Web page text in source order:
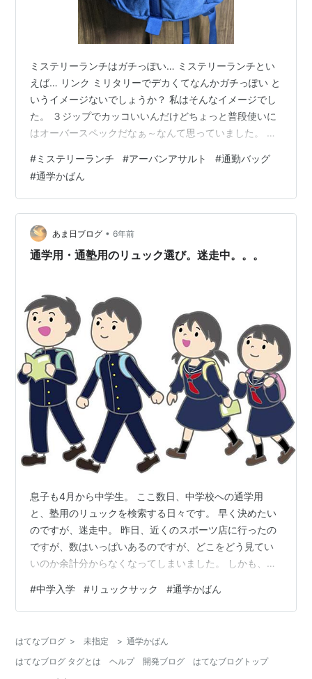
ミステリーランチはガチっぽい… ミステリーランチとい
えば… リンク ミリタリーでデカくてなんかガチっぽい と
いうイメージないでしょうか？ 私はそんなイメージでし
た。 ３ジップでカッコいいんだけどちょっと普段使いに
はオーバースペックだなぁ～なんて思っていました。 タ
っぽいバッグの多いミステリーランチから出ているタウ
ンユース向けのバッグがこのアーバンアサルト！ 非常に
すらっとしていてカッコいいです。 街でも使っている人
をよく見かけますね。 しかし、個人的に手を出せない点
が一つ… サイドポケット(ドリンクポケット)がない！ こ
れは個人的に結構大き…
#ミステリーランチ #アーバンアサルト #通勤バッグ
#通学かばん
あま日ブログ • 6年前
通学用・通塾用のリュック選び。迷走中。。。
息子も4月から中学生。 ここ数日、中学校への通学用
と、塾用のリュックを検索する日々です。 早く決めたい
のですが、迷走中。 昨日、近くのスポーツ店に行ったの
ですが、数はいっぱいあるのですが、どこをどう見てい
いのか余計分からなくなってしまいました。 しかも、ネ
際に見ることなくネットで購入ということになりそうで
す。 悩みポイントは、大きさ、形、防水性、金額など。
（＾＾；） 息子に聞いても、おしゃれには無頓着です
し、「かっこいいのでいいよ！！」と。。。 「だから悩
#中学入学 #リュックサック #通学かばん
はてなブログ > 未指定 > 通学かばん
はてなブログ タグとは
ヘルプ 開発ブログ
はてなブログトップ